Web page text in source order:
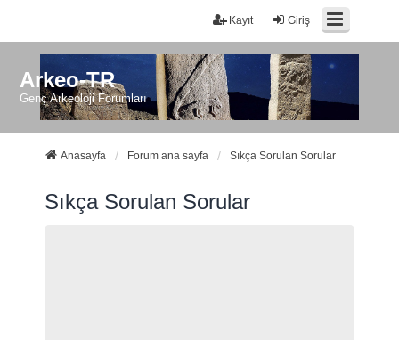
Giriş
Kayıt
Arkeo-TR
Genç Arkeoloji Forumları
Anasayfa Forum ana sayfa Sıkça Sorulan Sorular
Sıkça Sorulan Sorular